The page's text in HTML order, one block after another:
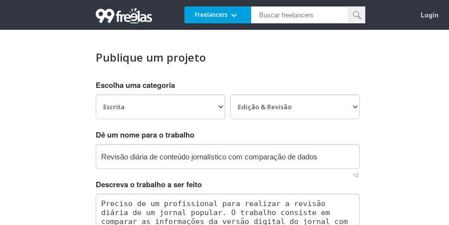
Freelancers Login
Publique um projeto
Escolha uma categoria
Dê um nome para o trabalho
12
Descreva o trabalho a ser feito